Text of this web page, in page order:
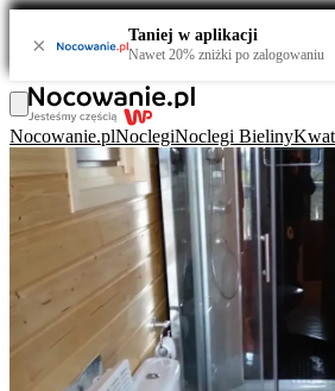
× Taniej w aplikacji
Nawet 20% zniżki po zalogowaniu
Nocowanie.plNoclegiNoclegi Bieliny